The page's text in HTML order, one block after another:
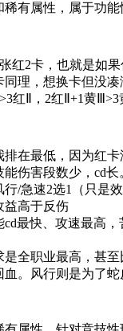
有属性，属于功
红2卡，也就是如
理，想换卡但没凑
Ⅱ，2红Ⅱ+1黄Ⅲ>3
在最低，因为红
伤害段数少，cd
/急速2选1（只是效
益高于反伤
最快、攻速最高
全职业最高，甚
。风行则是为了蛇